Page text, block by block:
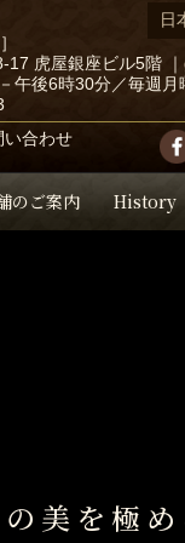
のご案内 History
17 虎屋銀座ビル5階
午後6時30分／毎週月
い合わせ
日
美を極め